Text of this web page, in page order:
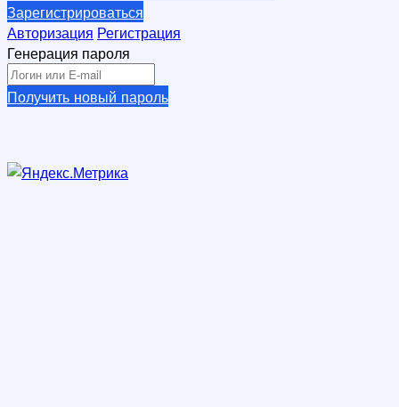
Зарегистрироваться
Авторизация Регистрация
Генерация пароля
Получить новый пароль